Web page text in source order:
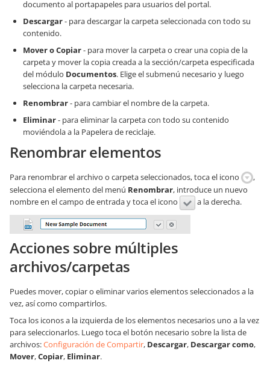
documento al portapapeles para usuarios del portal.
Descargar- para descargar la carpeta seleccionada con todo su
contenido.
Mover o Copiar- para mover la carpeta o crear una copia de la
carpeta y mover la copia creada a la sección/carpeta especificada
del módulo Documentos. Elige el submenú necesario y luego
selecciona la carpeta necesaria.
Renombrar- para cambiar el nombre de la carpeta.
Eliminar- para eliminar la carpeta con todo su contenido
moviéndola a la Papelera de reciclaje.
Renombrar elementos
Para renombrar el archivo o carpeta seleccionados, toca el icono
,
selecciona el elemento del menú Renombrar, introduce un nuevo
nombre en el campo de entrada y toca el icono
a la derecha.
Acciones sobre múltiples
archivos/carpetas
Puedes mover, copiar o eliminar varios elementos seleccionados a la
vez, así como compartirlos.
Toca los iconos a la izquierda de los elementos necesarios uno a la vez
para seleccionarlos. Luego toca el botón necesario sobre la lista de
archivos:Configuración de Compartir, Descargar, Descargar como,
Mover,Copiar, Eliminar.